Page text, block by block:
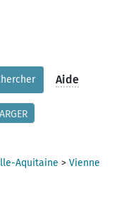
Aide
Aquitaine >Vienne